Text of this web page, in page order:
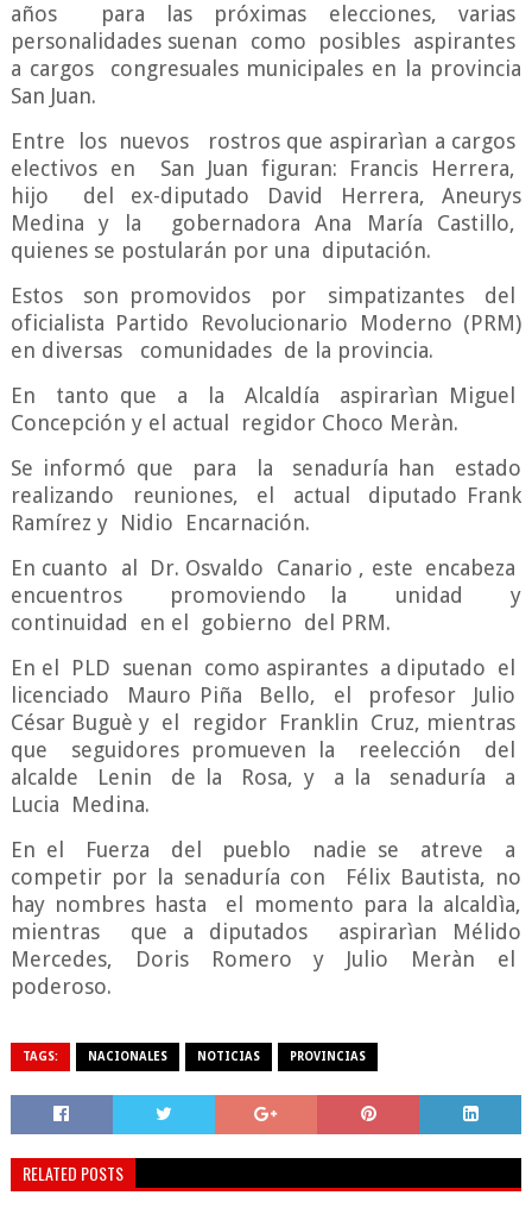
años para las próximas elecciones, varias
personalidades suenan como posibles aspirantes
a cargos congresuales municipales en la provincia
San Juan.
Entre los nuevos rostros que aspirarìan a cargos
electivos en San Juan figuran: Francis Herrera,
hijo del ex-diputado David Herrera, Aneurys
Medina y la gobernadora Ana María Castillo,
quienes se postularán por una diputación.
Estos son promovidos por simpatizantes del
oficialista Partido Revolucionario Moderno (PRM)
en diversas comunidades de la provincia.
En tanto que a la Alcaldía aspirarìan Miguel
Concepción y el actual regidor Choco Meràn.
Se informó que para la senaduría han estado
realizando reuniones, el actual diputado Frank
Ramírez y Nidio Encarnación.
En cuanto al Dr. Osvaldo Canario , este encabeza
encuentros promoviendo la unidad y
continuidad en el gobierno del PRM.
En el PLD suenan como aspirantes a diputado el
licenciado Mauro Piña Bello, el profesor Julio
César Buguè y el regidor Franklin Cruz, mientras
que seguidores promueven la reelección del
alcalde Lenin de la Rosa, y a la senaduría a
Lucia Medina.
En el Fuerza del pueblo nadie se atreve a
competir por la senaduría con Félix Bautista, no
hay nombres hasta el momento para la alcaldìa,
mientras que a diputados aspirarìan Mélido
Mercedes, Doris Romero y Julio Meràn el
poderoso.
TAGS: NACIONALES NOTICIAS PROVINCIAS
RELATED POSTS